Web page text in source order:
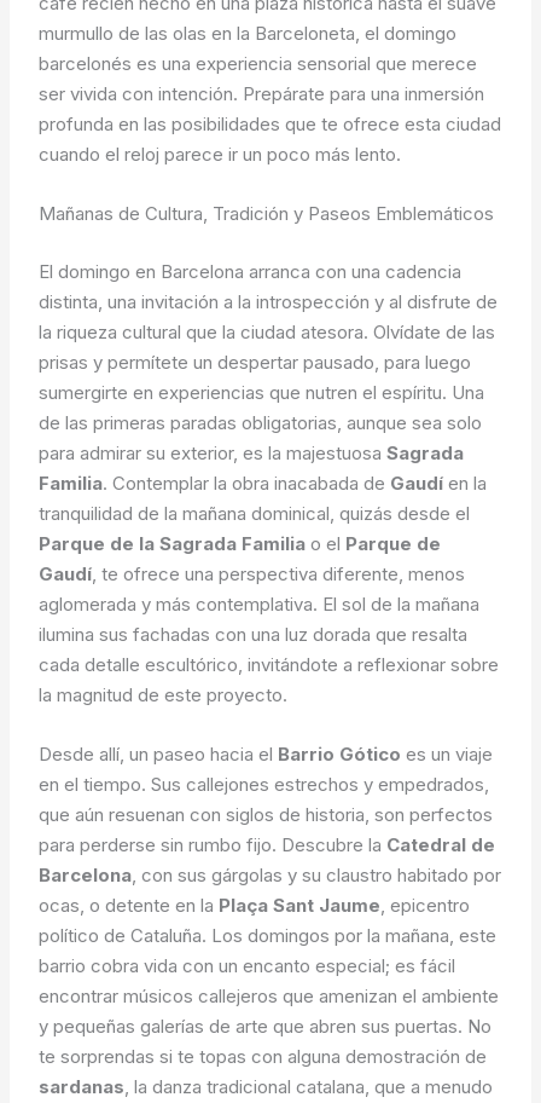
murmullo de las olas en la Barceloneta, el domingo
barcelonés es una experiencia sensorial que merece
ser vivida con intención. Prepárate para una inmersión
profunda en las posibilidades que te ofrece esta ciudad
cuando el reloj parece ir un poco más lento.
Mañanas de Cultura, Tradición y Paseos Emblemáticos
El domingo en Barcelona arranca con una cadencia
distinta, una invitación a la introspección y al disfrute de
la riqueza cultural que la ciudad atesora. Olvídate de las
prisas y permítete un despertar pausado, para luego
sumergirte en experiencias que nutren el espíritu. Una
de las primeras paradas obligatorias, aunque sea solo
para admirar su exterior, es la majestuosaSagrada
Familia. Contemplar la obra inacabada de Gaudí en la
tranquilidad de la mañana dominical, quizás desde el
Parque de la Sagrada Familia o el Parque de
Gaudí, te ofrece una perspectiva diferente, menos
aglomerada y más contemplativa. El sol de la mañana
ilumina sus fachadas con una luz dorada que resalta
cada detalle escultórico, invitándote a reflexionar sobre
la magnitud de este proyecto.
Desde allí, un paseo hacia el Barrio Gótico es un viaje
en el tiempo. Sus callejones estrechos y empedrados,
que aún resuenan con siglos de historia, son perfectos
para perderse sin rumbo fijo. Descubre la Catedral de
Barcelona, con sus gárgolas y su claustro habitado por
ocas, o detente en la Plaça Sant Jaume, epicentro
político de Cataluña. Los domingos por la mañana, este
barrio cobra vida con un encanto especial; es fácil
encontrar músicos callejeros que amenizan el ambiente
y pequeñas galerías de arte que abren sus puertas. No
te sorprendas si te topas con alguna demostración de
sardanas, la danza tradicional catalana, que a menudo